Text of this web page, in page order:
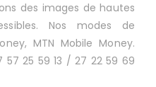
des images de hautes
Nos modes de
MTN Mobile Money.
25 59 13 / 27 22 59 69